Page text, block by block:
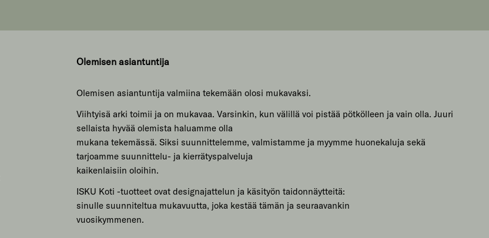
Olemisen asiantuntija
Olemisen asiantuntija valmiina tekemään olosi mukavaksi.
Viihtyisä arki toimii ja on mukavaa. Varsinkin, kun välillä voi pistää pötkölleen ja vain olla. Juuri
sellaista hyvää olemista haluamme olla
mukana tekemässä. Siksi suunnittelemme, valmistamme ja myymme huonekaluja sekä
tarjoamme suunnittelu- ja kierrätyspalveluja
kaikenlaisiin oloihin.
ISKU Koti -tuotteet ovat designajattelun ja käsityön taidonnäytteitä:
sinulle suunniteltua mukavuutta, joka kestää tämän ja seuraavankin
vuosikymmenen.